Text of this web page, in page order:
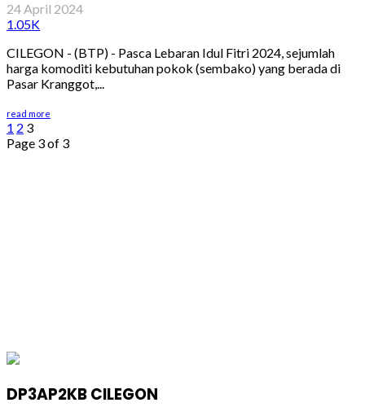
24 April 2024
1.05K
CILEGON - (BTP) - Pasca Lebaran Idul Fitri 2024, sejumlah
harga komoditi kebutuhan pokok (sembako) yang berada di
Pasar Kranggot,...
read more
1 2 3
Page 3 of 3
DP3AP2KB CILEGON